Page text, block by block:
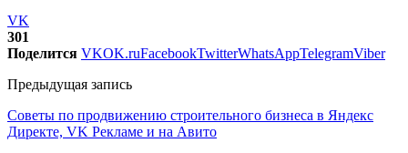
VK
301
Поделится VKOK.ruFacebookTwitterWhatsAppTelegramViber
Предыдущая запись
Советы по продвижению строительного бизнеса в Яндекс
Директе, VK Рекламе и на Авито